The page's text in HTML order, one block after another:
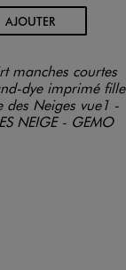
AJOUTERAU PANIER